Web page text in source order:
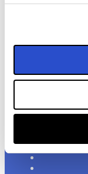
Read or